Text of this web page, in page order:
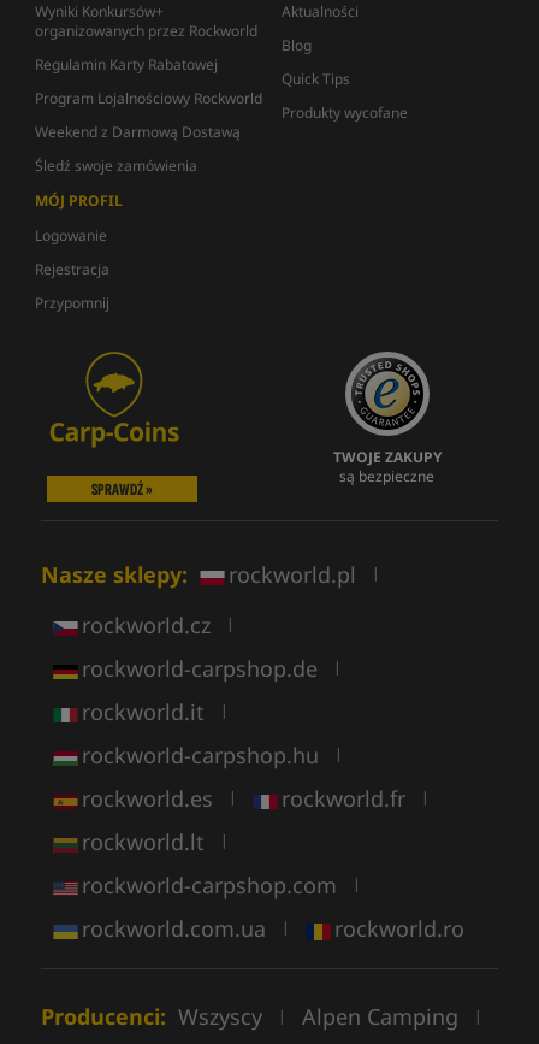
Wyniki Konkursów+
organizowanych przez Rockworld
Regulamin Karty Rabatowej
Program Lojalnościowy Rockworld
Weekend z Darmową Dostawą
Śledź swoje zamówienia
Aktualności
Blog
Quick Tips
Produkty wycofane
MÓJ PROFIL
Logowanie
Rejestracja
Przypomnij
SPRAWDŹ »
TWOJE ZAKUPY
są bezpieczne
Nasze sklepy: rockworld.pl |
rockworld.cz |
rockworld-carpshop.de |
rockworld.it |
rockworld-carpshop.hu |
rockworld.es | rockworld.fr |
rockworld.lt |
rockworld-carpshop.com |
rockworld.com.ua | rockworld.ro
Producenci: Wszyscy | Alpen Camping |